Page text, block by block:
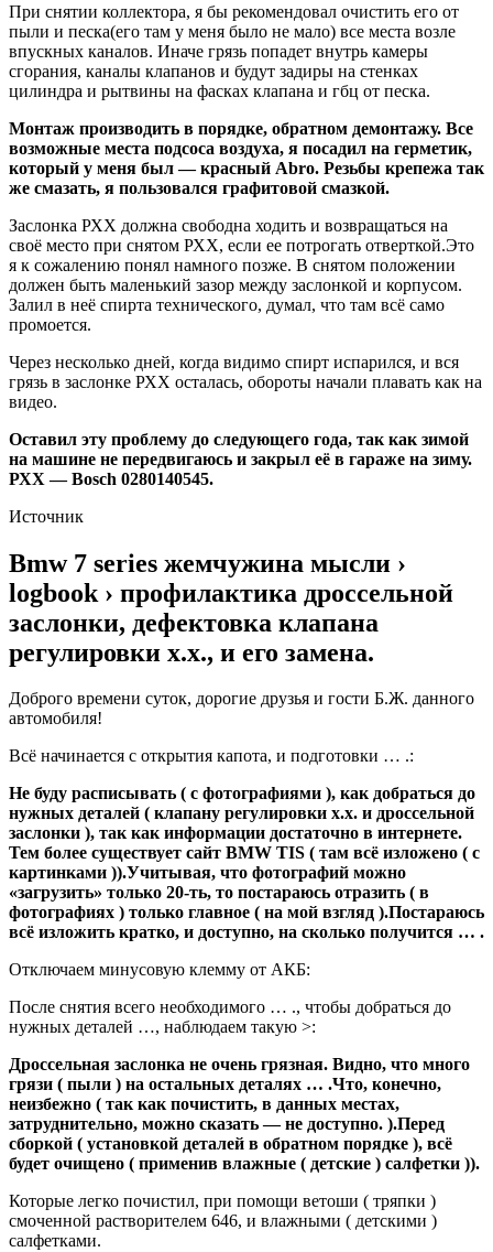
При снятии коллектора, я бы рекомендовал очистить его от
пыли и песка(его там у меня было не мало) все места возле
впускных каналов. Иначе грязь попадет внутрь камеры
сгорания, каналы клапанов и будут задиры на стенках
цилиндра и рытвины на фасках клапана и гбц от песка.
Монтаж производить в порядке, обратном демонтажу. Все
возможные места подсоса воздуха, я посадил на герметик,
который у меня был — красный Abro. Резьбы крепежа так
же смазать, я пользовался графитовой смазкой.
Заслонка РХХ должна свободна ходить и возвращаться на
своё место при снятом РХХ, если ее потрогать отверткой.Это
я к сожалению понял намного позже. В снятом положении
должен быть маленький зазор между заслонкой и корпусом.
Залил в неё спирта технического, думал, что там всё само
промоется.
Через несколько дней, когда видимо спирт испарился, и вся
грязь в заслонке РХХ осталась, обороты начали плавать как на
видео.
Оставил эту проблему до следующего года, так как зимой
на машине не передвигаюсь и закрыл её в гараже на зиму.
РХХ — Bosch 0280140545.
Источник
Bmw 7 series жемчужина мысли ›
logbook › профилактика дроссельной
заслонки, дефектовка клапана
регулировки х.х., и его замена.
Доброго времени суток, дорогие друзья и гости Б.Ж. данного
автомобиля!
Всё начинается с открытия капота, и подготовки … .:
Не буду расписывать ( с фотографиями ), как добраться до
нужных деталей ( клапану регулировки х.х. и дроссельной
заслонки ), так как информации достаточно в интернете.
Тем более существует сайт BMW TIS ( там всё изложено ( с
картинками )).Учитывая, что фотографий можно
«загрузить» только 20-ть, то постараюсь отразить ( в
фотографиях ) только главное ( на мой взгляд ).Постараюсь
всё изложить кратко, и доступно, на сколько получится … .
Отключаем минусовую клемму от АКБ:
После снятия всего необходимого … ., чтобы добраться до
нужных деталей …, наблюдаем такую >:
Дроссельная заслонка не очень грязная. Видно, что много
грязи ( пыли ) на остальных деталях … .Что, конечно,
неизбежно ( так как почистить, в данных местах,
затруднительно, можно сказать — не доступно. ).Перед
сборкой ( установкой деталей в обратном порядке ), всё
будет очищено ( применив влажные ( детские ) салфетки )).
Которые легко почистил, при помощи ветоши ( тряпки )
смоченной растворителем 646, и влажными ( детскими )
салфетками.